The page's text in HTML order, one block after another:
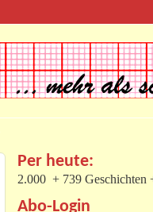
Per heute:
2.000 + 739 Geschichten
Abo-Login